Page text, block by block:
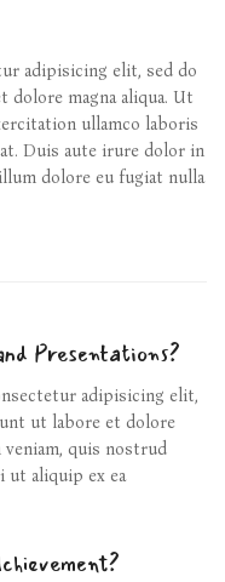
adipisicing elit, sed do
magna aliqua. Ut
ullamco laboris
Duis aute irure dolor in
dolore eu fugiat nulla
Presentations?
adipisicing elit,
ut labore et dolore
veniam, quis nostrud
ut aliquip ex ea